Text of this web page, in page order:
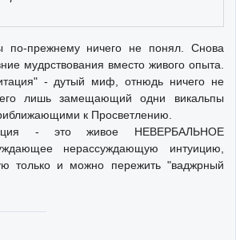
по-прежнему ничего не понял. Снова
мудрствования вместо живого опыта.
- дутый миф, отнюдь ничего не
лишь замещающий одни викальпы
к Просветлению.
- это живое НЕВЕРБАЛЬНОЕ
нерассуждающую интуицию,
только и можно пережить "ваджрный